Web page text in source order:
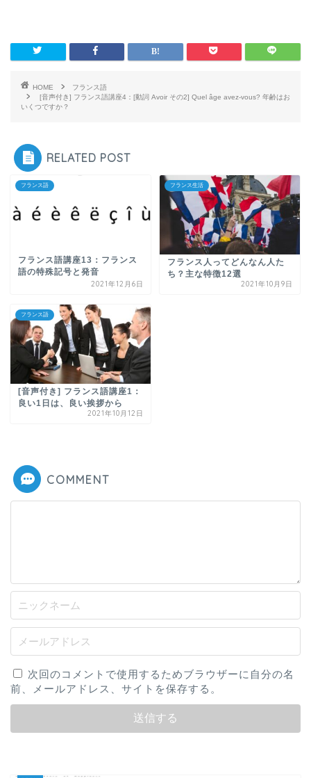
HOME
フランス語
[音声付き] フランス語講座4：[動詞 Avoir その2] Quel âge avez-vous? 年齢はお
いくつですか？
RELATED POST
フランス語
フランス語講座13：フランス
語の特殊記号と発音
2021年12月6日
フランス生活
フランス人ってどんなん人た
ち？主な特徴12選
2021年10月9日
フランス語
[音声付き] フランス語講座1：
良い1日は、良い挨拶から
2021年10月12日
COMMENT
次回のコメントで使用するためブラウザーに自分の名
前、メールアドレス、サイトを保存する。